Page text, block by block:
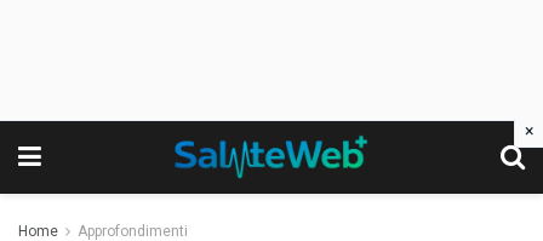
Home Approfondimenti
×